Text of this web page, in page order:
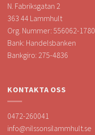
N. Fabriksgatan 2
363 44 Lammhult
Org. Nummer: 556062-1780
Bank: Handelsbanken
Bankgiro: 275-4836
KONTAKTA OSS
0472-260041
info@nilssonsilammhult.se